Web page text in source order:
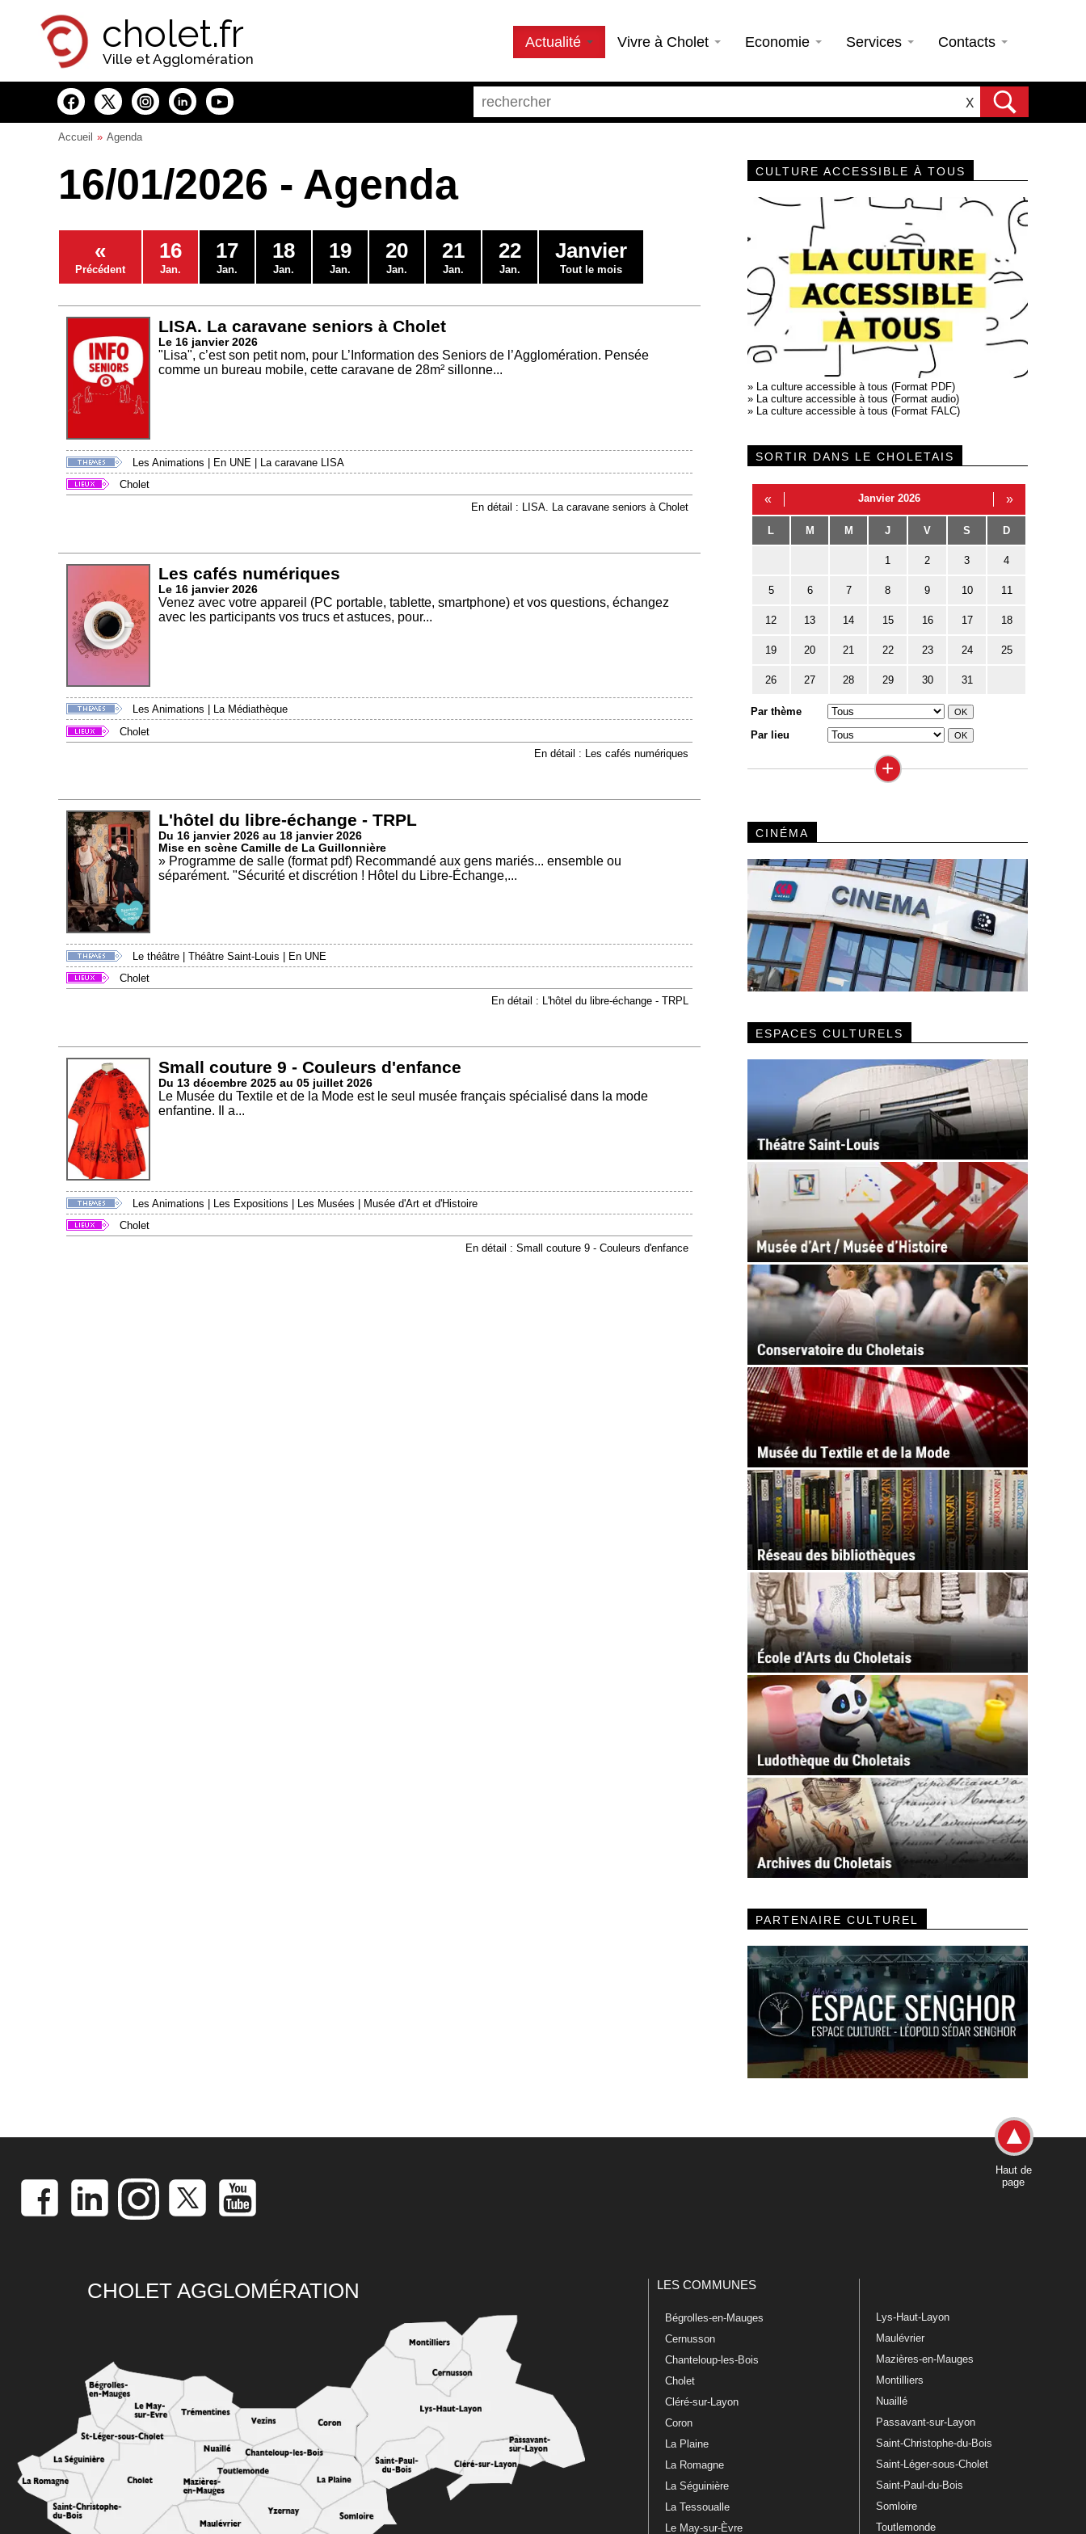
cholet.fr
Ville et Agglomération
Actualité Vivre à Cholet Economie Services Contacts
X
Accueil Agenda
16/01/2026 - Agenda
«
Précédent
16
Jan.
17
Jan.
18
Jan.
19
Jan.
20
Jan.
21
Jan.
22
Jan.
Janvier
Tout le mois
LISA. La caravane seniors à Cholet
Le 16 janvier 2026
"Lisa", c’est son petit nom, pour L’Information des Seniors de l’Agglomération. Pensée
comme un bureau mobile, cette caravane de 28m² sillonne...
Les Animations | En UNE | La caravane LISA
Cholet
En détail : LISA. La caravane seniors à Cholet
Les cafés numériques
Le 16 janvier 2026
Venez avec votre appareil (PC portable, tablette, smartphone) et vos questions, échangez
avec les participants vos trucs et astuces, pour...
Les Animations
La Médiathèque
Cholet
En détail : Les cafés numériques
L'hôtel du libre-échange - TRPL
Du 16 janvier 2026 au 18 janvier 2026
Mise en scène Camille de La Guillonnière
» Programme de salle (format pdf) Recommandé aux gens mariés... ensemble ou
séparément. "Sécurité et discrétion ! Hôtel du Libre-Échange,...
Le théâtre Théâtre Saint-Louis
En UNE
Cholet
En détail : L'hôtel du libre-échange - TRPL
Small couture 9 - Couleurs d'enfance
Du 13 décembre 2025 au 05 juillet 2026
Le Musée du Textile et de la Mode est le seul musée français spécialisé dans la mode
enfantine. Il a...
Les Animations | Les Expositions | Les Musées | Musée d'Art et d'Histoire
Cholet
En détail : Small couture 9 - Couleurs d'enfance
CULTURE ACCESSIBLE À TOUS
» La culture accessible à tous (Format PDF)
» La culture accessible à tous (Format audio)
» La culture accessible à tous (Format FALC)
SORTIR DANS LE CHOLETAIS
« Janvier 2026 »
L M M J V S D
1 2 3 4
5 6 7 8 9 10 11
12 13 14 15 16 17 18
19 20 21 22 23 24 25
26 27 28 29 30 31
Par thème
Par lieu
+
CINÉMA
ESPACES CULTURELS
PARTENAIRE CULTUREL
Haut de
page
CHOLET AGGLOMÉRATION LES COMMUNES
Bégrolles-en-Mauges
Cernusson
Chanteloup-les-Bois
Cholet
Cléré-sur-Layon
Coron
La Plaine
La Romagne
La Séguinière
La Tessoualle
Le May-sur-Èvre
Lys-Haut-Layon
Maulévrier
Mazières-en-Mauges
Montilliers
Nuaillé
Passavant-sur-Layon
Saint-Christophe-du-Bois
Saint-Léger-sous-Cholet
Saint-Paul-du-Bois
Somloire
Toutlemonde